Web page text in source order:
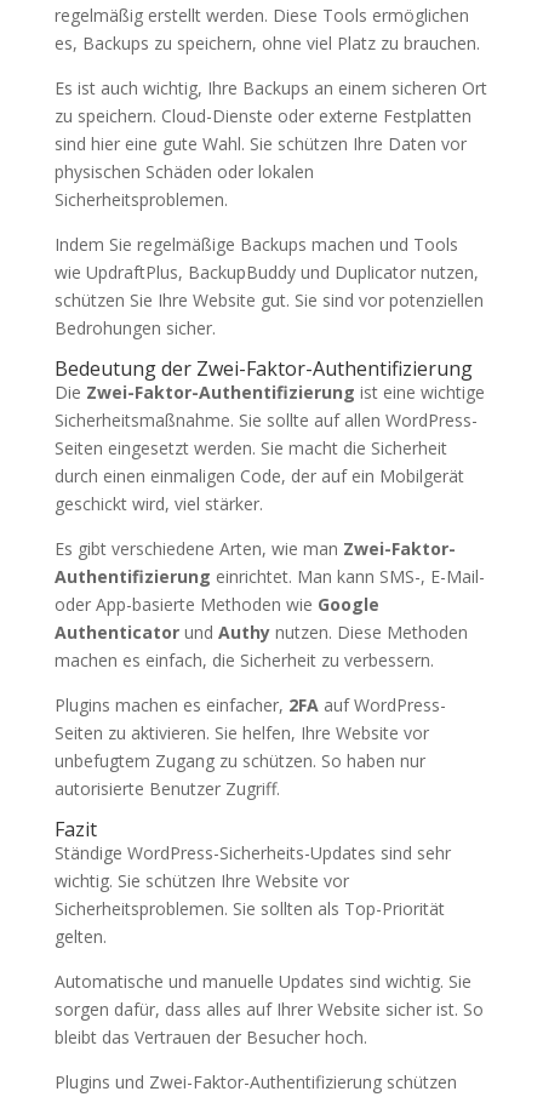
regelmäßig erstellt werden. Diese Tools ermöglichen
es, Backups zu speichern, ohne viel Platz zu brauchen.
Es ist auch wichtig, Ihre Backups an einem sicheren Ort
zu speichern. Cloud-Dienste oder externe Festplatten
sind hier eine gute Wahl. Sie schützen Ihre Daten vor
physischen Schäden oder lokalen
Sicherheitsproblemen.
Indem Sie regelmäßige Backups machen und Tools
wie UpdraftPlus, BackupBuddy und Duplicator nutzen,
schützen Sie Ihre Website gut. Sie sind vor potenziellen
Bedrohungen sicher.
Bedeutung der Zwei-Faktor-Authentifizierung
Die Zwei-Faktor-Authentifizierung ist eine wichtige
Sicherheitsmaßnahme. Sie sollte auf allen WordPress-
Seiten eingesetzt werden. Sie macht die Sicherheit
durch einen einmaligen Code, der auf ein Mobilgerät
geschickt wird, viel stärker.
Es gibt verschiedene Arten, wie man Zwei-Faktor-
Authentifizierung einrichtet. Man kann SMS-, E-Mail-
oder App-basierte Methoden wie Google
Authenticatorund Authynutzen. Diese Methoden
machen es einfach, die Sicherheit zu verbessern.
Plugins machen es einfacher, 2FAauf WordPress-
Seiten zu aktivieren. Sie helfen, Ihre Website vor
unbefugtem Zugang zu schützen. So haben nur
autorisierte Benutzer Zugriff.
Fazit
Ständige WordPress-Sicherheits-Updates sind sehr
wichtig. Sie schützen Ihre Website vor
Sicherheitsproblemen. Sie sollten als Top-Priorität
gelten.
Automatische und manuelle Updates sind wichtig. Sie
sorgen dafür, dass alles auf Ihrer Website sicher ist. So
bleibt das Vertrauen der Besucher hoch.
Plugins und Zwei-Faktor-Authentifizierung schützen